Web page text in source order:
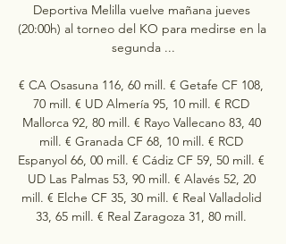
Deportiva Melilla vuelve mañana jueves
(20:00h) al torneo del KO para medirse en la
segunda ...
€ CA Osasuna 116, 60 mill. € Getafe CF 108,
70 mill. € UD Almería 95, 10 mill. € RCD
Mallorca 92, 80 mill. € Rayo Vallecano 83, 40
mill. € Granada CF 68, 10 mill. € RCD
Espanyol 66, 00 mill. € Cádiz CF 59, 50 mill. €
UD Las Palmas 53, 90 mill. € Alavés 52, 20
mill. € Elche CF 35, 30 mill. € Real Valladolid
33, 65 mill. € Real Zaragoza 31, 80 mill.